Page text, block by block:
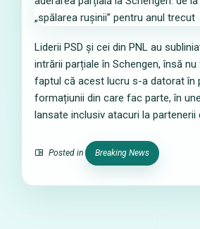
Liderii PSD și cei din PNL au
intrării parțiale în Schengen, însă
faptul că acest lucru s-a datorat în
formațiunii din care fac parte, în
lansate inclusiv atacuri la partenerii
Posted in Breaking News